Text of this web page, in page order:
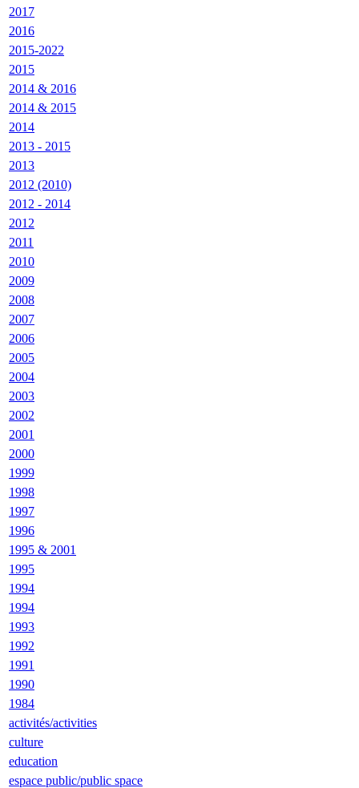
2017
2016
2015-2022
2015
2014 & 2016
2014 & 2015
2014
2013 - 2015
2013
2012 (2010)
2012 - 2014
2012
2011
2010
2009
2008
2007
2006
2005
2004
2003
2002
2001
2000
1999
1998
1997
1996
1995 & 2001
1995
1994
1994
1993
1992
1991
1990
1984
activités/activities
culture
education
espace public/public space